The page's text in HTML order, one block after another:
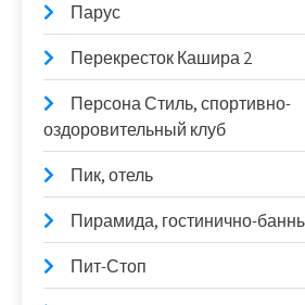
Парус
Перекресток Кашира 2
Персона Стиль, спортивно-
оздоровительный клуб
Пик, отель
Пирамида, гостинично-
Пит-Стоп